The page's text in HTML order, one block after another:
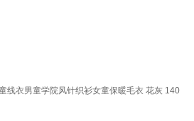
线衣男童学院风针织衫女童保暖毛衣 花灰 140